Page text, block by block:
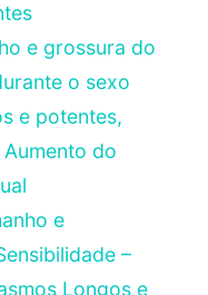
e grossura do
o sexo
e potentes,
do
e
–
Longos e